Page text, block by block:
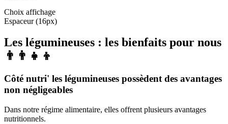
Choix affichage
Espaceur (16px)
Les légumineuses : les bienfaits pour nous
👨‍👨‍👧‍👦
Côté nutri' les légumineuses possèdent des avantages
non négligeables
Dans notre régime alimentaire, elles offrent plusieurs avantages
nutritionnels.